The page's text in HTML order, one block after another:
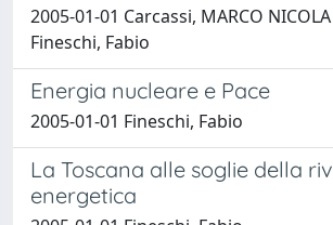
2005-01-01 Carcassi, MARCO
Fineschi, Fabio
Energia nucleare e Pace
2005-01-01 Fineschi, Fabio
La Toscana alle soglie della
energetica